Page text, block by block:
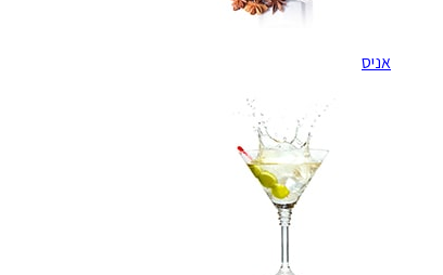
אניס